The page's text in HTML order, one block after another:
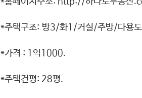
*주택구조: 방3/화1/거실/주방/다용
*가격 : 1억1000.
*주택건평: 28평.